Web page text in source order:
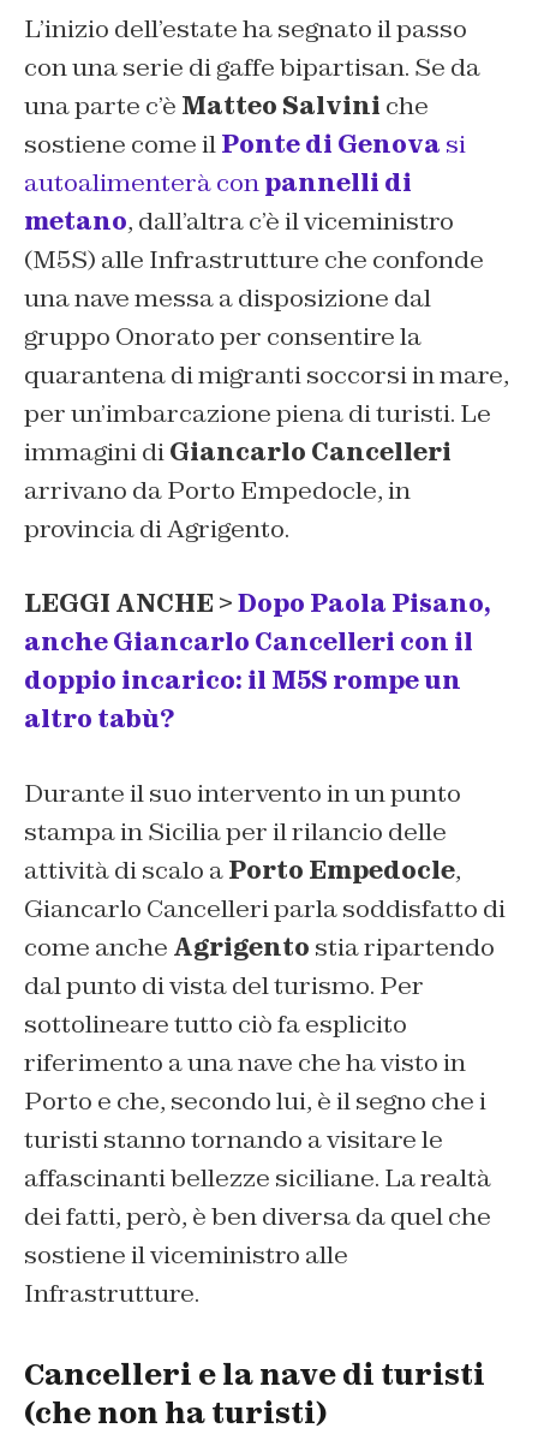
L’inizio dell’estate ha segnato il passo
con una serie di gaffe bipartisan. Se da
una parte c’è Matteo Salvini che
sostiene come ilPonte di Genova si
autoalimenterà conpannelli di
metano, dall’altra c’è il viceministro
(M5S) alle Infrastrutture che confonde
una nave messa a disposizione dal
gruppo Onorato per consentire la
quarantena di migranti soccorsi in mare,
per un’imbarcazione piena di turisti. Le
immagini diGiancarlo Cancelleri
arrivano da Porto Empedocle, in
provincia di Agrigento.
LEGGI ANCHE >Dopo Paola Pisano,
anche Giancarlo Cancelleri con il
doppio incarico: il M5S rompe un
altro tabù?
Durante il suo intervento in un punto
stampa in Sicilia per il rilancio delle
attività di scalo aPorto Empedocle,
Giancarlo Cancelleri parla soddisfatto di
come anche Agrigento stia ripartendo
dal punto di vista del turismo. Per
sottolineare tutto ciò fa esplicito
riferimento a una nave che ha visto in
Porto e che, secondo lui, è il segno che i
turisti stanno tornando a visitare le
affascinanti bellezze siciliane. La realtà
dei fatti, però, è ben diversa da quel che
sostiene il viceministro alle
Infrastrutture.
Cancelleri e la nave di turisti
(che non ha turisti)